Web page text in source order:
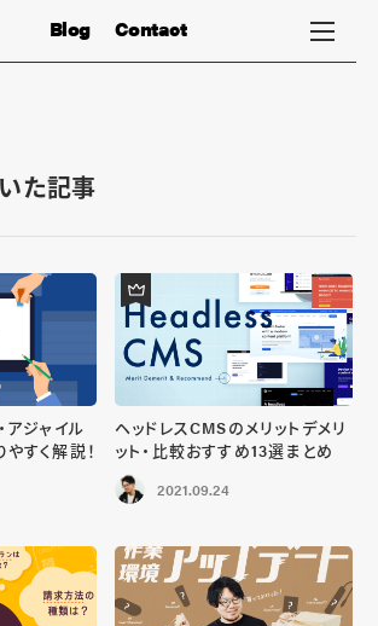
Contact
Blog
た記事
アジャイル
すく解説！
ヘッドレスCMSのメリットデメリ
ット・比較おすすめ13選まとめ
2021.09.24